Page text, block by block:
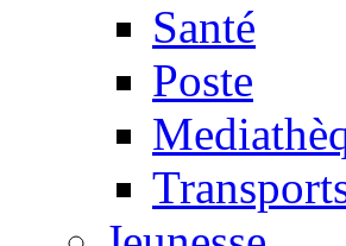
Santé
Poste